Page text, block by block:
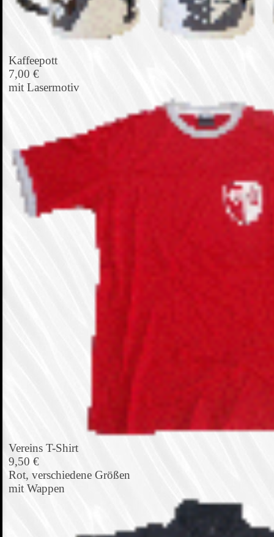
Kaffeepott
7,00 €
mit Lasermotiv
Vereins T-Shirt
9,50 €
Rot, verschiedene Größen
mit Wappen